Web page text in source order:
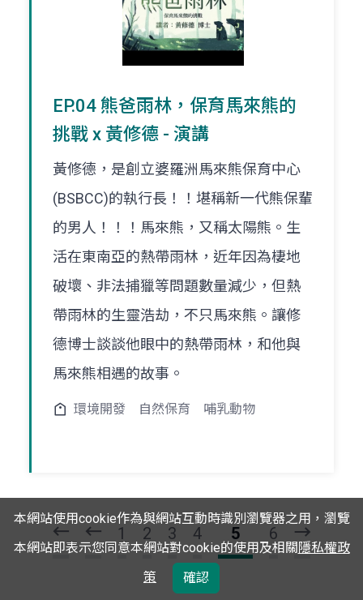
EP.04 熊爸雨林，保育馬來熊的
挑戰 x 黃修德 - 演講
黃修德，是創立婆羅洲馬來熊保育中心
(BSBCC)的執行長！！堪稱新一代熊保輩
的男人！！！馬來熊，又稱太陽熊。生
活在東南亞的熱帶雨林，近年因為棲地
破壞、非法捕獵等問題數量減少，但熱
帶雨林的生靈浩劫，不只馬來熊。讓修
德博士談談他眼中的熱帶雨林，和他與
馬來熊相遇的故事。
環境開發 自然保育 哺乳動物
第
一
上
一
1 2 3 4 5 6
下
本網站使用cookie作為與網站互動時識別瀏覽器之用，瀏覽
本網站即表示您同意本網站對cookie的使用及相關隱私權政
策
確認